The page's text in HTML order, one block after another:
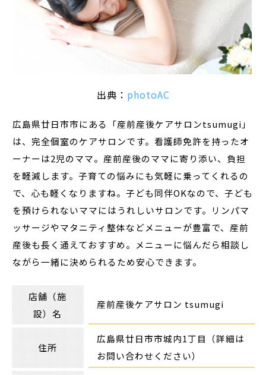
出典： photoAC
広島県廿日市市にある「産前産後ケアサロンtsumugi」
は、完全個室のケアサロンです。看護師免許を持ったオ
ーナーは2児のママ。産前産後のママに寄り添い、負担
を軽減します。子育ての悩みにも気軽に乗ってくれるの
で、心も軽くなりますね。子ども同伴OKなので、子ども
を預けられないママにはうれしいサロンです。リンパマ
ッサージやマタニティ整体などメニューが豊富で、産前
産後も長く通えておすすめ。メニューに悩んだら相談し
ながら一緒に決められるため安心できます。
店舗（施
設）名
産前産後ケアサロン tsumugi
住所
広島県廿日市市城内1丁目（詳細は
お問い合わせください）